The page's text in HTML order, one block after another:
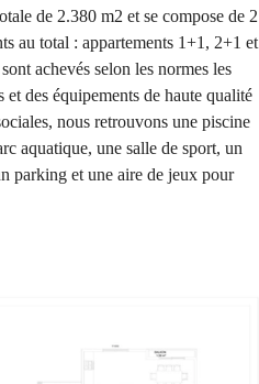
de 2.380 m2 et se compose de 2
au total : appartements 1+1, 2+1 et
achevés selon les normes les
des équipements de haute qualité
nous retrouvons une piscine
aquatique, une salle de sport, un
parking et une aire de jeux pour